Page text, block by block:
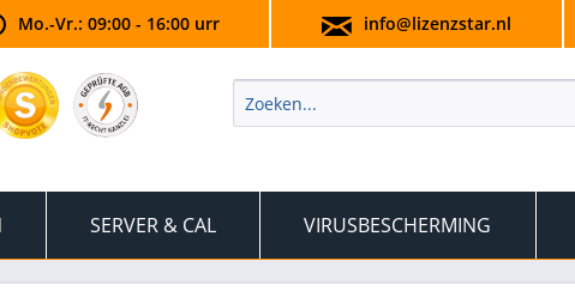
Mo.-Vr.: 09:00 - 16:00 urr info@lizenzstar.nl
SERVER & CAL VIRUSBESCHERMING